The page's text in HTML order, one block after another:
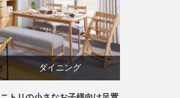
ダイニング